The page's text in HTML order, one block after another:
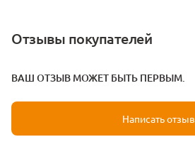
Отзывы покупателей
ВАШ ОТЗЫВ МОЖЕТ БЫТЬ ПЕРВЫМ.
Написать отзыв